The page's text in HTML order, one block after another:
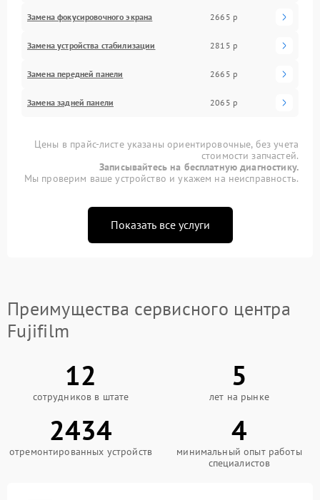
Замена фокусировочного экрана 2665 р
Замена устройства стабилизации 2815 р
Замена передней панели 2665 р
Замена задней панели 2065 р
Цены в прайс-листе указаны ориентировочные, без учета
стоимости запчастей.
Записывайтесь на бесплатную диагностику.
Мы проверим ваше устройство и укажем на неисправность.
Показать все услуги
Преимущества сервисного центра
Fujifilm
12
сотрудников в штате
5
лет на рынке
2434
отремонтированных устройств
4
минимальный опыт работы
специалистов